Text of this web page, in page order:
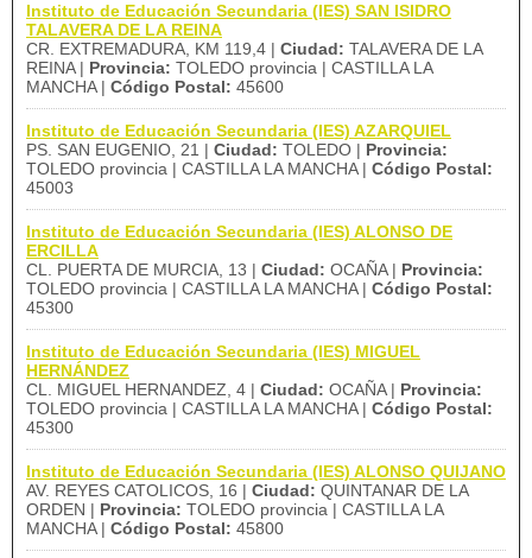
Instituto de Educación Secundaria (IES) SAN ISIDRO
TALAVERA DE LA REINA
CR. EXTREMADURA, KM 119,4 | Ciudad: TALAVERA DE LA
REINA | Provincia: TOLEDO provincia | CASTILLA LA
MANCHA | Código Postal: 45600
Instituto de Educación Secundaria (IES) AZARQUIEL
PS. SAN EUGENIO, 21 | Ciudad: TOLEDO | Provincia:
TOLEDO provincia | CASTILLA LA MANCHA | Código Postal:
45003
Instituto de Educación Secundaria (IES) ALONSO DE
ERCILLA
CL. PUERTA DE MURCIA, 13 | Ciudad: OCAÑA | Provincia:
TOLEDO provincia | CASTILLA LA MANCHA | Código Postal:
45300
Instituto de Educación Secundaria (IES) MIGUEL
HERNÁNDEZ
CL. MIGUEL HERNANDEZ, 4 | Ciudad: OCAÑA | Provincia:
TOLEDO provincia | CASTILLA LA MANCHA | Código Postal:
45300
Instituto de Educación Secundaria (IES) ALONSO QUIJANO
AV. REYES CATOLICOS, 16 | Ciudad: QUINTANAR DE LA
ORDEN | Provincia: TOLEDO provincia | CASTILLA LA
MANCHA | Código Postal: 45800